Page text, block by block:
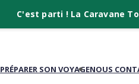
C'est parti ! La Caravane
PRÉPARER SON VOYAGENOUS